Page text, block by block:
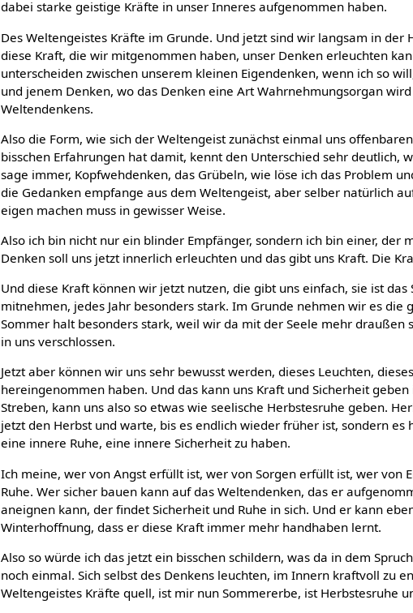
dabei starke geistige Kräfte in unser Inneres aufgenommen haben.
Des Weltengeistes Kräfte im Grunde. Und jetzt sind wir langsam in der
diese Kraft, die wir mitgenommen haben, unser Denken erleuchten
unterscheiden zwischen unserem kleinen Eigendenken, wenn ich so
und jenem Denken, wo das Denken eine Art Wahrnehmungsorgan
Weltendenkens.
Also die Form, wie sich der Weltengeist zunächst einmal uns
bisschen Erfahrungen hat damit, kennt den Unterschied sehr deutlich,
sage immer, Kopfwehdenken, das Grübeln, wie löse ich das Problem
die Gedanken empfange aus dem Weltengeist, aber selber natürlich
eigen machen muss in gewisser Weise.
Also ich bin nicht nur ein blinder Empfänger, sondern ich bin einer, der
Denken soll uns jetzt innerlich erleuchten und das gibt uns Kraft. Die
Und diese Kraft können wir jetzt nutzen, die gibt uns einfach, sie ist
mitnehmen, jedes Jahr besonders stark. Im Grunde nehmen wir es die
Sommer halt besonders stark, weil wir da mit der Seele mehr draußen
in uns verschlossen.
Jetzt aber können wir uns sehr bewusst werden, dieses Leuchten,
hereingenommen haben. Und das kann uns Kraft und Sicherheit
Streben, kann uns also so etwas wie seelische Herbstesruhe geben.
jetzt den Herbst und warte, bis es endlich wieder früher ist, sondern es
eine innere Ruhe, eine innere Sicherheit zu haben.
Ich meine, wer von Angst erfüllt ist, wer von Sorgen erfüllt ist, wer von
Ruhe. Wer sicher bauen kann auf das Weltendenken, das er
aneignen kann, der findet Sicherheit und Ruhe in sich. Und er kann
Winterhoffnung, dass er diese Kraft immer mehr handhaben lernt.
Also so würde ich das jetzt ein bisschen schildern, was da in dem
noch einmal. Sich selbst des Denkens leuchten, im Innern kraftvoll zu
Weltengeistes Kräfte quell, ist mir nun Sommererbe, ist Herbstesruhe